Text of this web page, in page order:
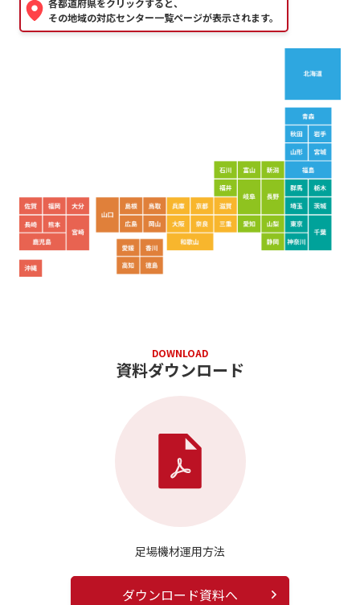
各都道府県をクリックすると、
その地域の対応センター一覧ページが表示されます。
DOWNLOAD
資料ダウンロード
足場機材運用方法
ダウンロード資料へ